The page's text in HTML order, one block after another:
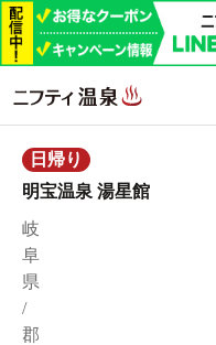
日帰り
明宝温泉 湯星館
岐
阜
県
/
郡